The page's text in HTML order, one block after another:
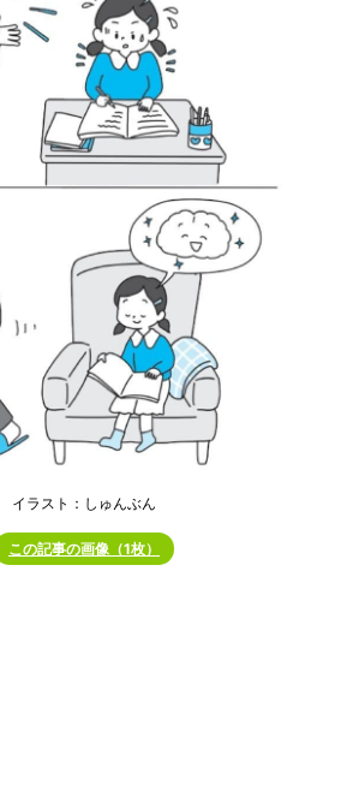
イラスト：しゅんぶん
この記事の画像（1枚）